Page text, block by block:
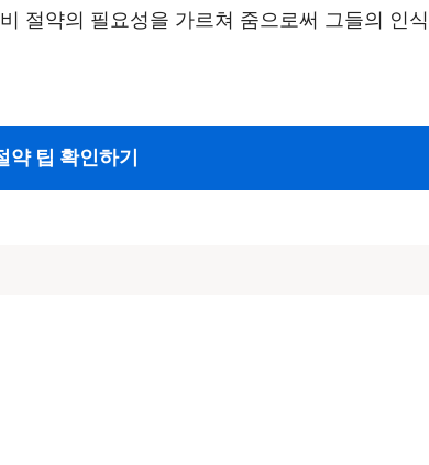
절약의 필요성을 가르쳐 줌으로써 그들의 인
약 팁 확인하기